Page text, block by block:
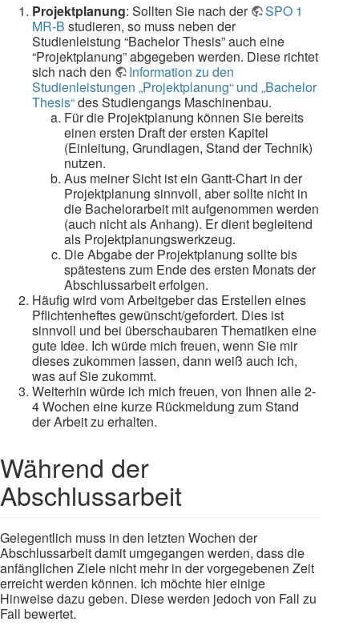
Projektplanung: Sollten Sie nach der
SPO 1
MR-B studieren, so muss neben der
Studienleistung “Bachelor Thesis” auch eine
“Projektplanung” abgegeben werden. Diese richtet
sich nach den
Information zu den
Studienleistungen „Projektplanung“ und „Bachelor
Thesis“des Studiengangs Maschinenbau.
Für die Projektplanung können Sie bereits
einen ersten Draft der ersten Kapitel
(Einleitung, Grundlagen, Stand der Technik)
nutzen.
Aus meiner Sicht ist ein Gantt-Chart in der
Projektplanung sinnvoll, aber sollte nicht in
die Bachelorarbeit mit aufgenommen werden
(auch nicht als Anhang). Er dient begleitend
als Projektplanungswerkzeug.
Die Abgabe der Projektplanung sollte bis
spätestens zum Ende des ersten Monats der
Abschlussarbeit erfolgen.
Häufig wird vom Arbeitgeber das Erstellen eines
Pflichtenheftes gewünscht/gefordert. Dies ist
sinnvoll und bei überschaubaren Thematiken eine
gute Idee. Ich würde mich freuen, wenn Sie mir
dieses zukommen lassen, dann weiß auch ich,
was auf Sie zukommt.
Weiterhin würde ich mich freuen, von Ihnen alle 2-
4 Wochen eine kurze Rückmeldung zum Stand
der Arbeit zu erhalten.
Während der
Abschlussarbeit
Gelegentlich muss in den letzten Wochen der
Abschlussarbeit damit umgegangen werden, dass die
anfänglichen Ziele nicht mehr in der vorgegebenen Zeit
erreicht werden können. Ich möchte hier einige
Hinweise dazu geben. Diese werden jedoch von Fall zu
Fall bewertet.